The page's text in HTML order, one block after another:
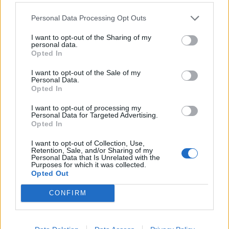
Personal Data Processing Opt Outs
I want to opt-out of the Sharing of my
personal data.
Opted In
I want to opt-out of the Sale of my
Personal Data.
Opted In
I want to opt-out of processing my
Personal Data for Targeted Advertising.
Opted In
I want to opt-out of Collection, Use,
Retention, Sale, and/or Sharing of my
Personal Data that Is Unrelated with the
Purposes for which it was collected.
Opted Out
CONFIRM
Nga gëzimi i dasmës te
Çetaj gjendet i pajetë në
Zvërnec, gjobitet me 300
mijë lekë drejtuesi
“Po ngrihet një ministri
Këlliçi: Projektligji i
protestë: Pacientët